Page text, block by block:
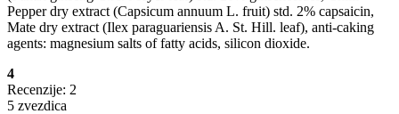
Pepper dry extract (Capsicum annuum L. fruit) std. 2% capsaicin,
Mate dry extract (Ilex paraguariensis A. St. Hill. leaf), anti-caking
agents: magnesium salts of fatty acids, silicon dioxide.
4
Recenzije: 2
5 zvezdica